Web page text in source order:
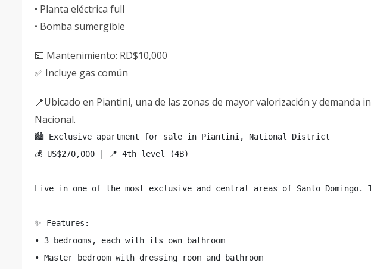
• Planta eléctrica full
• Bomba sumergible
💵 Mantenimiento: RD$10,000
✅ Incluye gas común
📍Ubicado en Piantini, una de las zonas de mayor valorización y demanda
Nacional.
🏙️ Exclusive apartment for sale in Piantini, National District
💰 US$270,000 | 📍 4th level (4B)
Live in one of the most exclusive and central areas of Santo
✨ Features:
• 3 bedrooms, each with its own bathroom
• Master bedroom with dressing room and bathroom